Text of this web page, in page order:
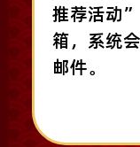
推荐活动
箱，系统
邮件。